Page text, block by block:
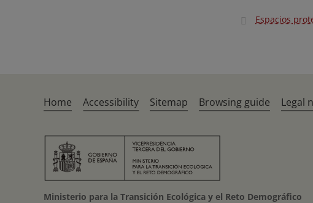
Espacios
Home Accessibility Sitemap Browsing guide Legal
Ministerio para la Transición Ecológica y el Reto Demográfico